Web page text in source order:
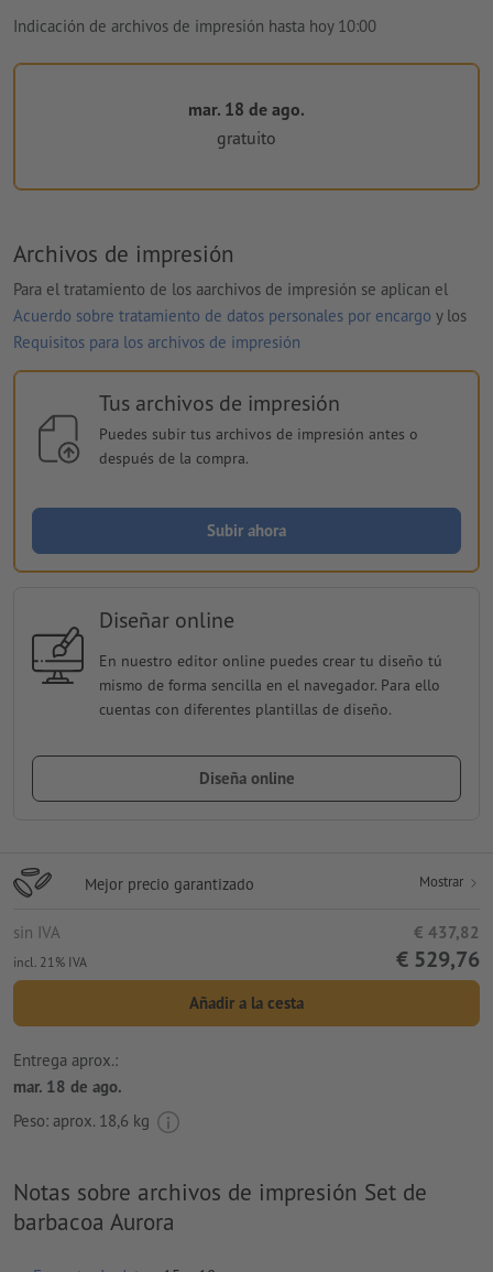
Indicación de archivos de impresión hasta hoy 10:00
mar. 18 de ago.
gratuito
Archivos de impresión
Para el tratamiento de los aarchivos de impresión se aplican el
Acuerdo sobre tratamiento de datos personales por encargo y los
Requisitos para los archivos de impresión
Tus archivos de impresión
Puedes subir tus archivos de impresión antes o
después de la compra.
Subir ahora
Diseñar online
En nuestro editor online puedes crear tu diseño tú
mismo de forma sencilla en el navegador. Para ello
cuentas con diferentes plantillas de diseño.
Diseña online
Mejor precio garantizado Mostrar
sin IVA € 437,82
incl. 21% IVA € 529,76
Añadir a la cesta
Entrega aprox.:
mar. 18 de ago.
Peso: aprox. 18,6 kg
Notas sobre archivos de impresión Set de
barbacoa Aurora